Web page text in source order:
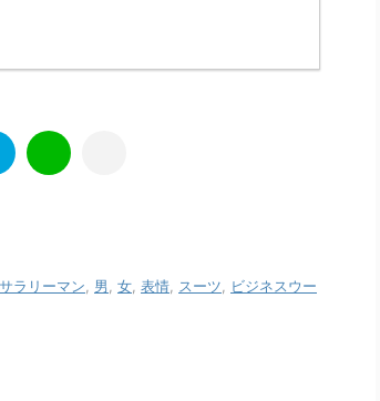
サラリーマン 男 女 表情 スーツ
ビジネスウー